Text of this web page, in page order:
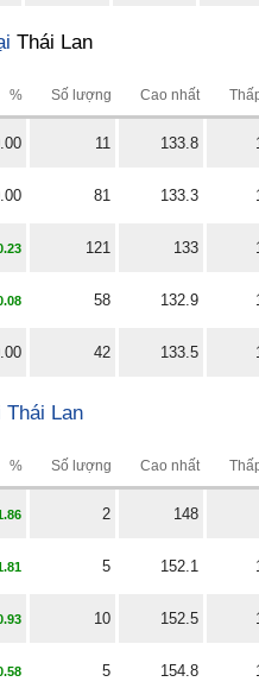
Thái Lan
% Số lượng Cao nhất
11 133.8
81 133.3
121 133
58 132.9
42 133.5
Thái Lan
% Số lượng Cao nhất
2 148
5 152.1
10 152.5
5 154.8